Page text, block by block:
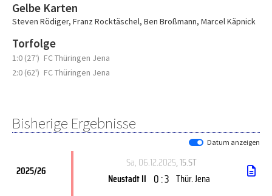
Gelbe Karten
Steven Rödiger, Franz Rocktäschel, Ben Broßmann, Marcel Käpnick
Torfolge
1:0 (27') FC Thüringen Jena
2:0 (62') FC Thüringen Jena
Bisherige Ergebnisse
Datum anzeigen
2025/26
Sa, 06.12.2025, 15.ST
Neustadt II 0 : 3 Thür. Jena